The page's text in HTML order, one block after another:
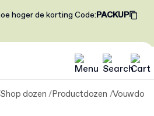
hoger de korting Code:PACKUP
Shop dozen Productdozen